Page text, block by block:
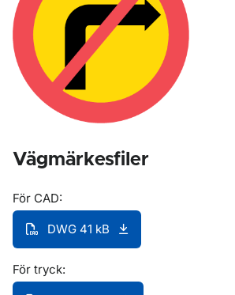
Vägmärkesfiler
För CAD:
DWG 41 kB
För tryck: